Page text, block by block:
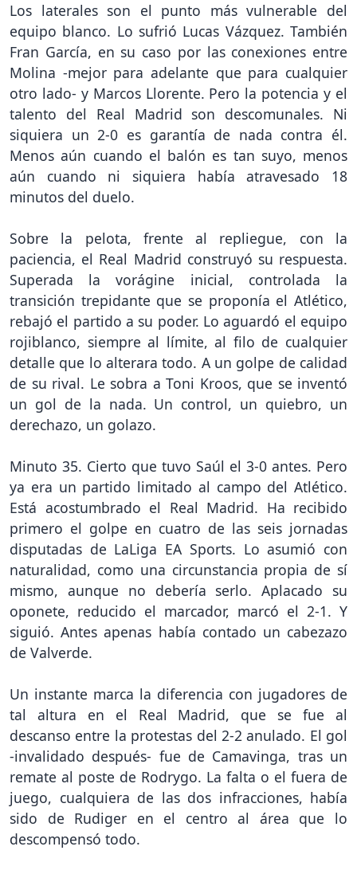
Los laterales son el punto más vulnerable del
equipo blanco. Lo sufrió Lucas Vázquez. También
Fran García, en su caso por las conexiones entre
Molina -mejor para adelante que para cualquier
otro lado- y Marcos Llorente. Pero la potencia y el
talento del Real Madrid son descomunales. Ni
siquiera un 2-0 es garantía de nada contra él.
Menos aún cuando el balón es tan suyo, menos
aún cuando ni siquiera había atravesado 18
minutos del duelo.
Sobre la pelota, frente al repliegue, con la
paciencia, el Real Madrid construyó su respuesta.
Superada la vorágine inicial, controlada la
transición trepidante que se proponía el Atlético,
rebajó el partido a su poder. Lo aguardó el equipo
rojiblanco, siempre al límite, al filo de cualquier
detalle que lo alterara todo. A un golpe de calidad
de su rival. Le sobra a Toni Kroos, que se inventó
un gol de la nada. Un control, un quiebro, un
derechazo, un golazo.
Minuto 35. Cierto que tuvo Saúl el 3-0 antes. Pero
ya era un partido limitado al campo del Atlético.
Está acostumbrado el Real Madrid. Ha recibido
primero el golpe en cuatro de las seis jornadas
disputadas de LaLiga EA Sports. Lo asumió con
naturalidad, como una circunstancia propia de sí
mismo, aunque no debería serlo. Aplacado su
oponete, reducido el marcador, marcó el 2-1. Y
siguió. Antes apenas había contado un cabezazo
de Valverde.
Un instante marca la diferencia con jugadores de
tal altura en el Real Madrid, que se fue al
descanso entre la protestas del 2-2 anulado. El gol
-invalidado después- fue de Camavinga, tras un
remate al poste de Rodrygo. La falta o el fuera de
juego, cualquiera de las dos infracciones, había
sido de Rudiger en el centro al área que lo
descompensó todo.